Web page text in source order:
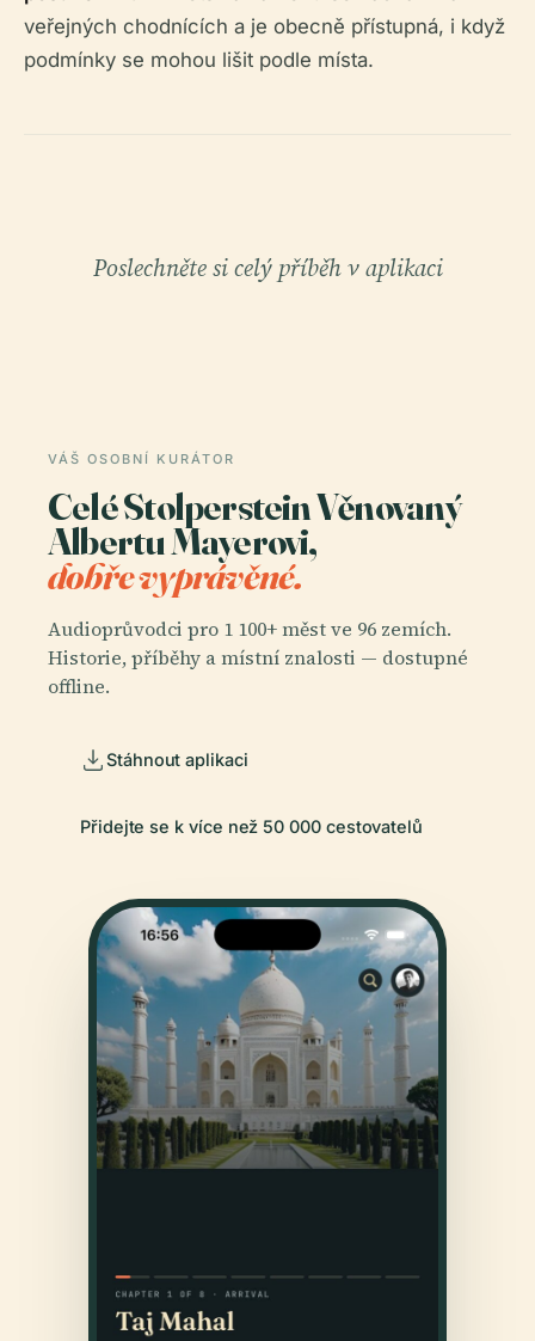
veřejných chodnících a je obecně přístupná, i když
podmínky se mohou lišit podle místa.
Poslechněte si celý příběh v aplikaci
VÁŠ OSOBNÍ KURÁTOR
Celé Stolperstein Věnovaný
Albertu Mayerovi,
dobře vyprávěné.
Audioprůvodci pro 1 100+ měst ve 96 zemích.
Historie, příběhy a místní znalosti — dostupné
offline.
Stáhnout aplikaci
Přidejte se k více než 50 000 cestovatelů